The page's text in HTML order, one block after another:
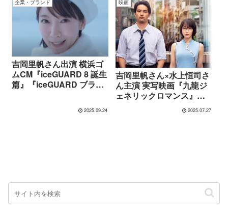
企業・ブランド
吉岡里帆さん出演 横浜ゴ
ムCM『iceGUARD 8 誕生
篇』『iceGUARD ブラン
2025.09.24
映画
吉岡里帆さん×水上恒司さ
ん主演 実写映画『九龍ジ
ェネリックロマンス』本
予告CM＆ロケ地情報
【8月29日全国公開】
2025.07.27